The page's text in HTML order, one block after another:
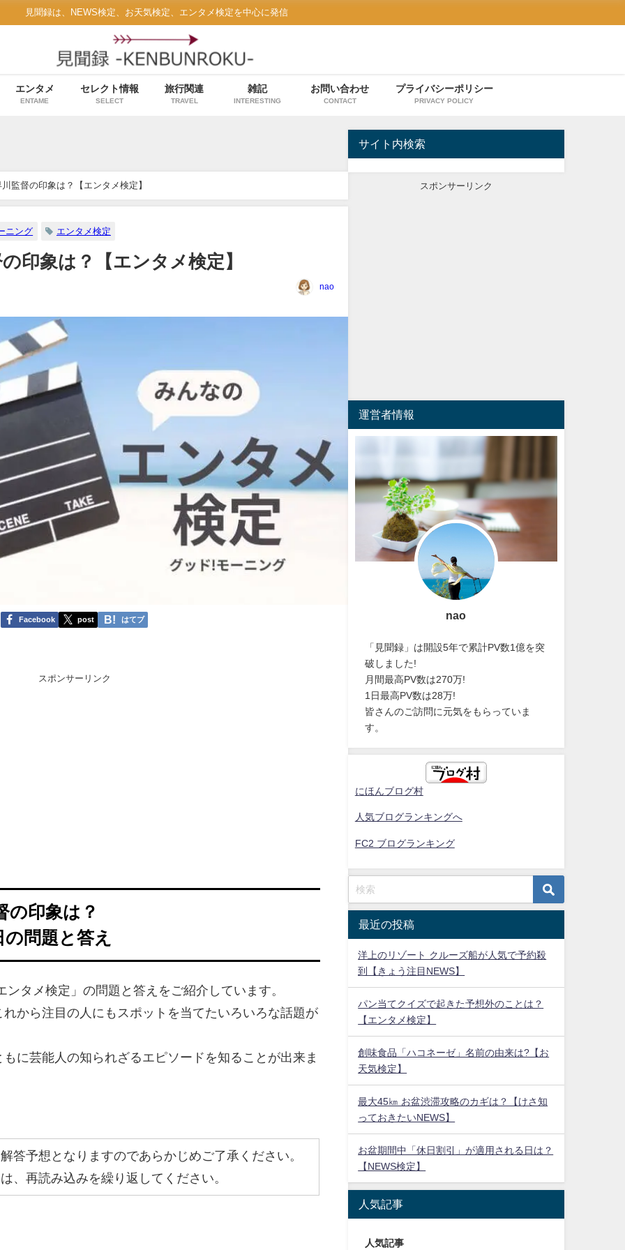
見聞録は、NEWS検定、お天気検定、エンタメ検定を中心に発信
エンタメ
ENTAME
セレクト情報
SELECT
旅行関連
TRAVEL
雑記
INTERESTING
お問い合わせ
CONTACT
プライバシーポリシー
PRIVACY POLICY
監督の印象は？【エンタメ検定】
ニング エンタメ検定
印象は？【エンタメ検定】
nao
Facebook post はてブ
スポンサーリンク
の印象は？
問題と答え
タメ検定」の問題と答えをご紹介しています。
れから注目の人にもスポットを当てたいろいろな話題が
に芸能人の知られざるエピソードを知ることが出来ま
答予想となりますのであらかじめご了承ください。
、再読み込みを繰り返してください。
サイト内検索
スポンサーリンク
運営者情報
nao
「見聞録」は開設5年で累計PV数1億を突
破しました!
月間最高PV数は270万!
1日最高PV数は28万!
皆さんのご訪問に元気をもらっていま
す。
にほんブログ村
人気ブログランキングへ
FC2 ブログランキング
最近の投稿
洋上のリゾート クルーズ船が人気で予約殺
到【きょう注目NEWS】
パン当てクイズで起きた予想外のことは？
【エンタメ検定】
創味食品「ハコネーゼ」名前の由来は?【お
天気検定】
最大45㎞ お盆渋滞攻略のカギは？【けさ知
っておきたいNEWS】
お盆期間中「休日割引」が適用される日は？
【NEWS検定】
人気記事
人気記事